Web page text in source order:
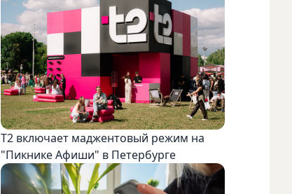
Т2 включает маджентовый режим на
"Пикнике Афиши" в Петербурге